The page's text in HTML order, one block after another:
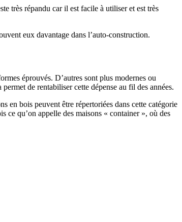
très répandu car il est facile à utiliser et est très
eux davantage dans l’auto-construction.
éprouvés. D’autres sont plus modernes ou
de rentabiliser cette dépense au fil des années.
en bois peuvent être répertoriées dans cette catégorie
ce qu’on appelle des maisons « container », où des